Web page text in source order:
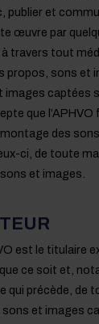
publier et
œuvre par
travers tout
propos, sons et
images captées
que l’APHVO
des
ci, de toute
et images.
est le titulaire
ce soit et,
qui précède, de
sons et images